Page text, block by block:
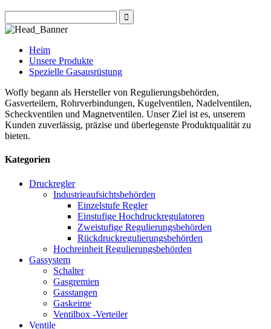
Heim
Unsere Produkte
Spezielle Gasausrüstung
Wofly begann als Hersteller von Regulierungsbehörden,
Gasverteilern, Rohrverbindungen, Kugelventilen, Nadelventilen,
Scheckventilen und Magnetventilen. Unser Ziel ist es, unserem
Kunden zuverlässig, präzise und überlegenste Produktqualität zu
bieten.
Kategorien
Druckregler
Industrieaufsichtsbehörden
Einzelstufe Regler
Einstufige Hochdruckregulatoren
Zweistufige Regulierungsbehörden
Rückdruckregulierungsbehörden
Hochreinheit Regulierungsbehörden
Gassystem
Schalter
Gasgremien
Gasstangen
Gaskeime
Ventilbox -Verteiler
Ventile